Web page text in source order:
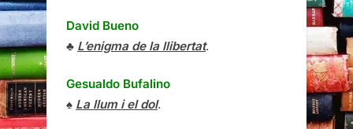
David Bueno
♣ L’enigma de la llibertat.
Gesualdo Bufalino
♠ La llum i el dol.